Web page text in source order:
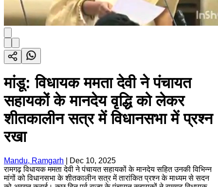
मांडू: विधायक ममता देवी ने पंचायत
सहायकों के मानदेय वृद्धि को लेकर
शीतकालीन सत्र में विधानसभा में प्रश्न
रखा
Mandu, Ramgarh
Dec 10, 2025
रामगढ़ विधायक ममता देवी ने पंचायत सहायकों के मानदेय सहित उनकी विभिन्न
मांगों को विधानसभा के शीतकालीन सत्र में तारांकित प्रश्न के माध्यम से सदन